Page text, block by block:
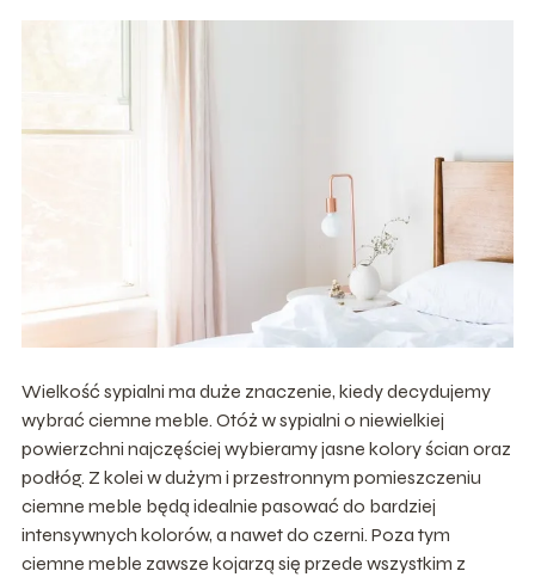
Wielkość sypialni ma duże znaczenie, kiedy decydujemy
wybrać ciemne meble. Otóż w sypialni o niewielkiej
powierzchni najczęściej wybieramy jasne kolory ścian oraz
podłóg. Z kolei w dużym i przestronnym pomieszczeniu
ciemne meble będą idealnie pasować do bardziej
intensywnych kolorów, a nawet do czerni. Poza tym
ciemne meble zawsze kojarzą się przede wszystkim z